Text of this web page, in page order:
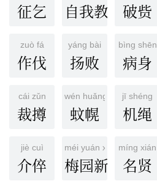
征乞 自我教育 破赀
zuò fá
作伐
yáng bài
扬败
bìng shēn
病身
cái zǔn
裁撙
wén huǎng
蚊幌
jī shéng
机绳
jiè cuì
介倅
méi yuán xīn cūn
梅园新村
míng xián
名贤